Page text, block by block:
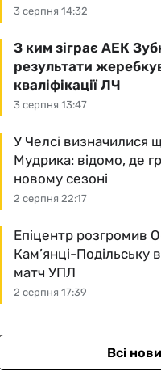
3 серпня 14:32
3 серпня 13:47
З ким зіграє АЕК
результати
кваліфікації ЛЧ
2 серпня 22:17
У Челсі визначилися
Мудрика: відомо, де
новому сезоні
2 серпня 17:39
Епіцентр розгромив
Кам’янці-Подільську
матч УПЛ
Всі